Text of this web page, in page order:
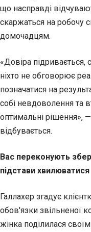
що насправді
скаржаться на робочу
домочадцям.
«Довіра підривається,
ніхто не обговорює
позначатися на
собі невдоволення та
оптимальні рішення»,
відбувається.
Вас переконують
підстави хвилюватися
Галлахер згадує
обов'язки звільненої
жінка поділилася